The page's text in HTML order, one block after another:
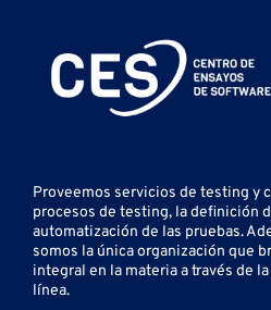
Proveemos servicios de testing y
procesos de testing, la definición
automatización de las pruebas.
somos la única organización que
integral en la materia a través de
línea.